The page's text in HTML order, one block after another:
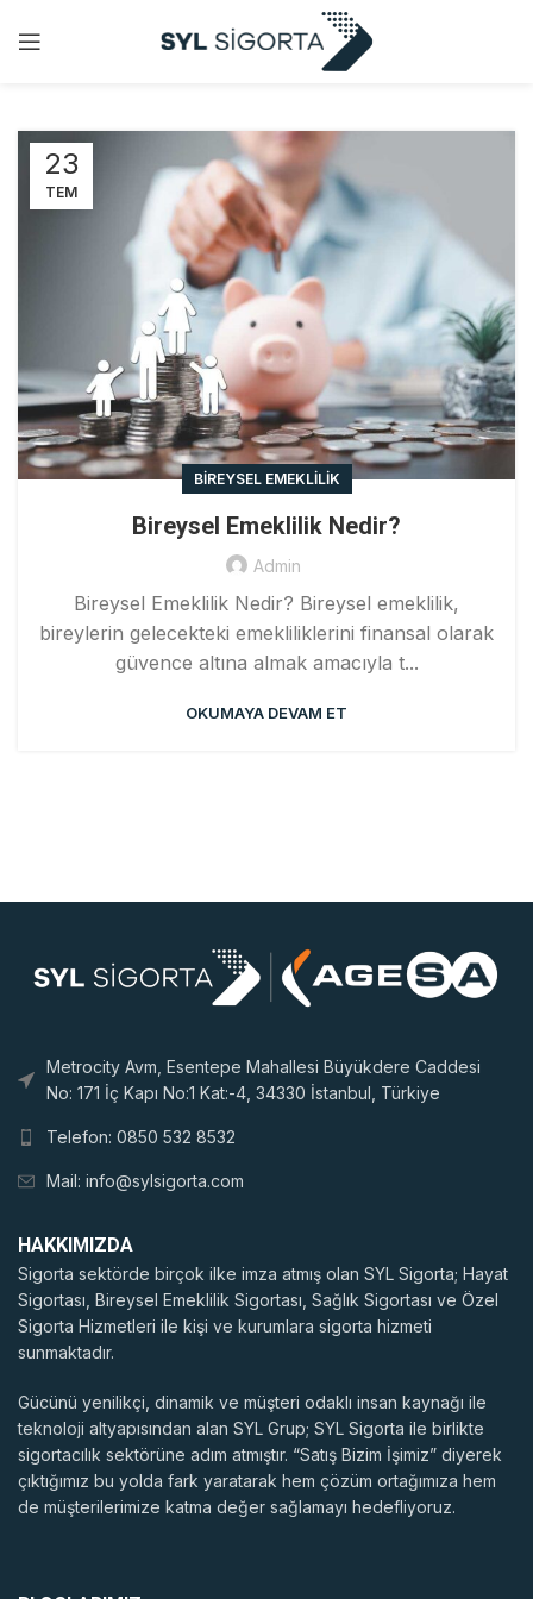
23
TEM
BIREYSEL EMEKLILIK
Bireysel Emeklilik Nedir?
Admin
Bireysel Emeklilik Nedir? Bireysel emeklilik,
bireylerin gelecekteki emekliliklerini finansal olarak
güvence altına almak amacıyla t...
OKUMAYA DEVAM ET
Metrocity Avm, Esentepe Mahallesi Büyükdere Caddesi
No: 171 İç Kapı No:1 Kat:-4, 34330 İstanbul, Türkiye
Telefon: 0850 532 8532
Mail: info@sylsigorta.com
HAKKIMIZDA
Sigorta sektörde birçok ilke imza atmış olan SYL Sigorta; Hayat
Sigortası, Bireysel Emeklilik Sigortası, Sağlık Sigortası ve Özel
Sigorta Hizmetleri ile kişi ve kurumlara sigorta hizmeti
sunmaktadır.
Gücünü yenilikçi, dinamik ve müşteri odaklı insan kaynağı ile
teknoloji altyapısından alan SYL Grup; SYL Sigorta ile birlikte
sigortacılık sektörüne adım atmıştır. “Satış Bizim İşimiz” diyerek
çıktığımız bu yolda fark yaratarak hem çözüm ortağımıza hem
de müşterilerimize katma değer sağlamayı hedefliyoruz.